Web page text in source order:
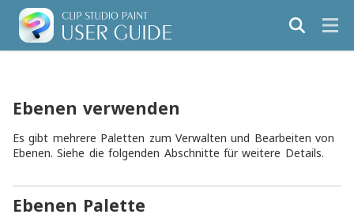
Ebenen verwenden
Es gibt mehrere Paletten zum Verwalten und Bearbeiten von
Ebenen. Siehe die folgenden Abschnitte für weitere Details.
Ebenen Palette